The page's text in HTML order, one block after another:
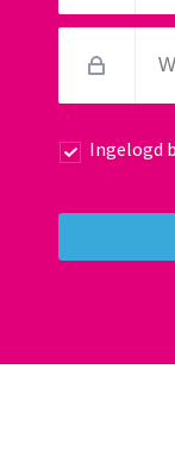
Ingelogd